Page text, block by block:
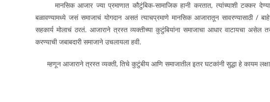
मानसिक आजार ज्या प्रमाणात कौटुंबिक-सामाजिक हानी करतात, त्यांच्याशी टक्कर
बळावण्यामध्ये जसं समाजाचं योगदान असतं त्याचप्रमाणे मानसिक आजारातून सावरण्यासाठी / बाहेर
सहकार्य मोलाचं ठरतं. आजाराने त्रस्त व्यक्तीच्या कुटुंबियांना समाजाचा आधार वाटायचा असेल
करण्याची जबाबदारी समाजाने उचलायला हवी.
म्हणून आजाराने त्रस्त व्यक्ती, तिचे कुटुंबीय आणि समाजातील इतर घटकांनी सुद्धा हे कायम